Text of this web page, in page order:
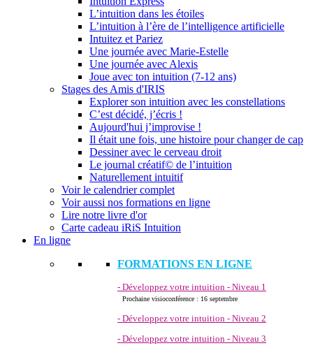
L’intuition dans les étoiles
L’intuition à l’ère de l’intelligence artificielle
Intuitez et Pariez
Une journée avec Marie-Estelle
Une journée avec Alexis
Joue avec ton intuition (7-12 ans)
Stages des Amis d'IRIS
Explorer son intuition avec les constellations
C’est décidé, j’écris !
Aujourd'hui j’improvise !
Il était une fois, une histoire pour changer de cap
Dessiner avec le cerveau droit
Le journal créatif© de l’intuition
Naturellement intuitif
Voir le calendrier complet
Voir aussi nos formations en ligne
Lire notre livre d'or
Carte cadeau iRiS Intuition
En ligne
FORMATIONS EN LIGNE
- Développez votre intuition - Niveau 1
Prochaine visioconférence : 16 septembre
- Développez votre intuition - Niveau 2
- Développez votre intuition - Niveau 3